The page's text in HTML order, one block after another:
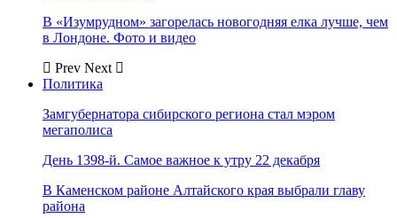
В «Изумрудном» загорелась новогодняя елка лучше, чем
в Лондоне. Фото и видео
Prev Next
Политика
Замгубернатора сибирского региона стал мэром
мегаполиса
День 1398-й. Самое важное к утру 22 декабря
В Каменском районе Алтайского края выбрали главу
района